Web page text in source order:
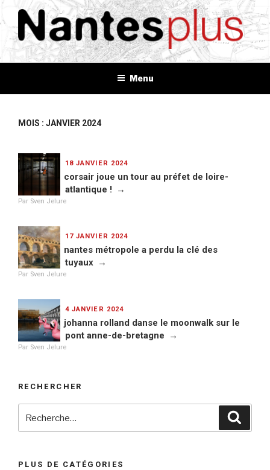
Aller
au
contenu
principal
NANTES+
Plus d'informations, plus d'idées, plus de tout
Menu
MOIS : JANVIER 2024
18 JANVIER 2024
corsair joue un tour au préfet de loire-
atlantique !
Par Sven Jelure
17 JANVIER 2024
nantes métropole a perdu la clé des
tuyaux
Par Sven Jelure
4 JANVIER 2024
johanna rolland danse le moonwalk sur le
pont anne-de-bretagne
Par Sven Jelure
RECHERCHER
PLUS DE CATÉGORIES